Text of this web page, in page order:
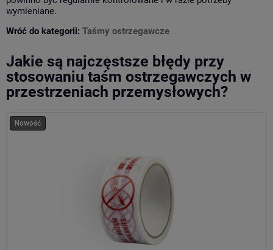
wymieniane.
Wróć do kategorii: Taśmy ostrzegawcze
Jakie są najczęstsze błędy przy
stosowaniu taśm ostrzegawczych w
przestrzeniach przemysłowych?
Nowość